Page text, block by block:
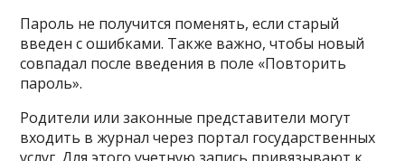
Пароль не получится поменять, если старый
введен с ошибками. Также важно, чтобы новый
совпадал после введения в поле «Повторить
пароль».
Родители или законные представители могут
входить в журнал через портал государственных